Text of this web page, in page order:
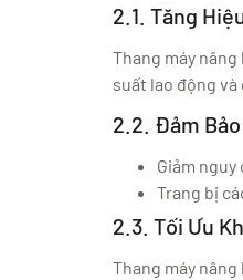
2.1. Tăng
Thang máy
suất lao động và
2.2. Đảm
Giảm
Trang bị
2.3. Tối Ưu
Thang máy